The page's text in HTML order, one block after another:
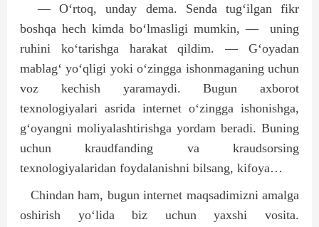
— O‘rtoq, unday dema. Senda tug‘ilgan fikr
boshqa hech kimda bo‘lmasligi mumkin, —
uning
ruhini ko‘tarishga harakat qildim. — G‘oyadan
mablag‘ yo‘qligi yoki o‘zingga ishonmaganing uchun
voz kechish yaramaydi. Bugun axborot
texnologiyalari asrida internet o‘zingga ishonishga,
g‘oyangni moliyalashtirishga yordam beradi. Buning
uchun kraudfanding va kraudsorsing
texnologiyalaridan foydalanishni bilsang, kifoya…
Chindan ham, bugun internet maqsadimizni amalga
oshirish yo‘lida biz uchun yaxshi vosita.